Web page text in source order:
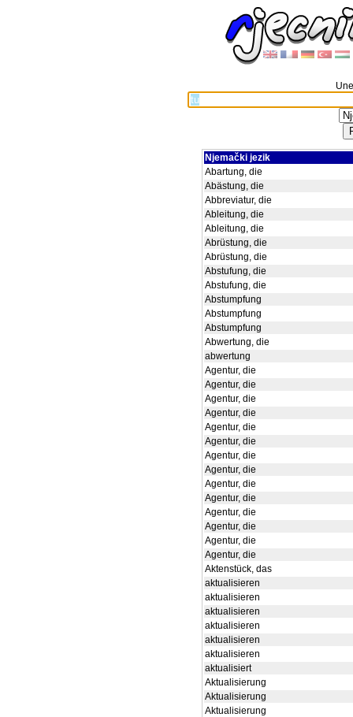
Njemački jezik
Abartung, die
Abästung, die
Abbreviatur, die
Ableitung, die
Ableitung, die
Abrüstung, die
Abrüstung, die
Abstufung, die
Abstufung, die
Abstumpfung
Abstumpfung
Abstumpfung
Abwertung, die
abwertung
Agentur, die
Agentur, die
Agentur, die
Agentur, die
Agentur, die
Agentur, die
Agentur, die
Agentur, die
Agentur, die
Agentur, die
Agentur, die
Agentur, die
Agentur, die
Agentur, die
Aktenstück, das
aktualisieren
aktualisieren
aktualisieren
aktualisieren
aktualisieren
aktualisieren
aktualisiert
Aktualisierung
Aktualisierung
Aktualisierung